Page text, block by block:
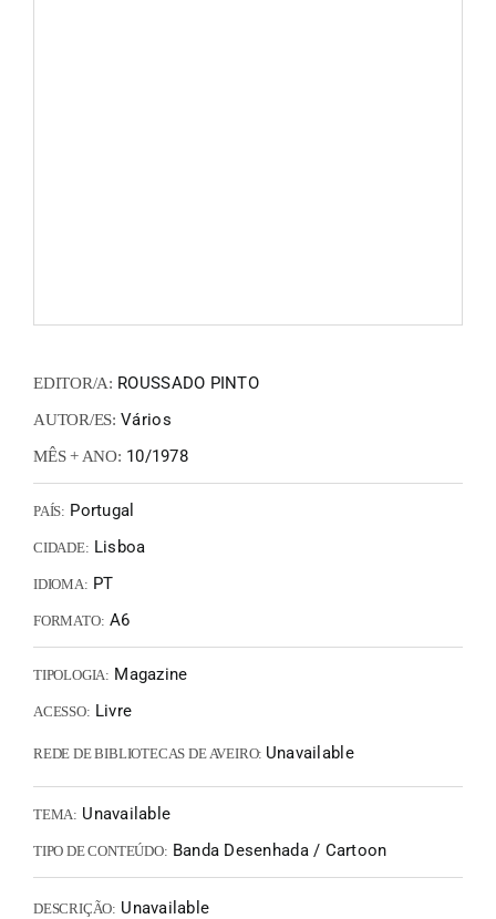
EDITOR/A: ROUSSADO PINTO
AUTOR/ES: Vários
MÊS + ANO: 10/1978
PAÍS: Portugal
CIDADE: Lisboa
IDIOMA: PT
FORMATO: A6
TIPOLOGIA: Magazine
ACESSO: Livre
REDE DE BIBLIOTECAS DE AVEIRO: Unavailable
TEMA: Unavailable
TIPO DE CONTEÚDO: Banda Desenhada / Cartoon
DESCRIÇÃO: Unavailable